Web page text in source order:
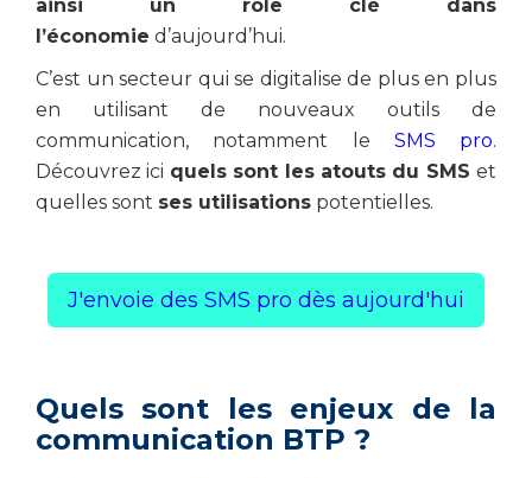
ainsi un rôle clé dans
l’économie d’aujourd’hui.
C’est un secteur qui se digitalise de plus en plus
en utilisant de nouveaux outils de
communication, notamment le SMS pro.
Découvrez ici quels sont les atouts du SMS et
quelles sont ses utilisations potentielles.
J'envoie des SMS pro dès aujourd'hui
Quels sont les enjeux de la
communication BTP ?